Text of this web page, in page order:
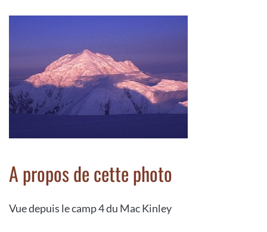
A propos de cette photo
Vue depuis le camp 4 du Mac Kinley